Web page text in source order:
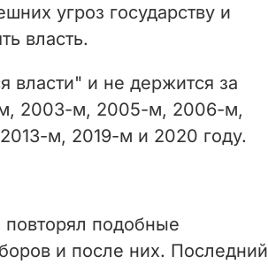
угроз государству и
власть.
власти" и не держится за
2003-м, 2005-м, 2006-м,
м, 2019-м и 2020 году.
подобные
и после них. Последний